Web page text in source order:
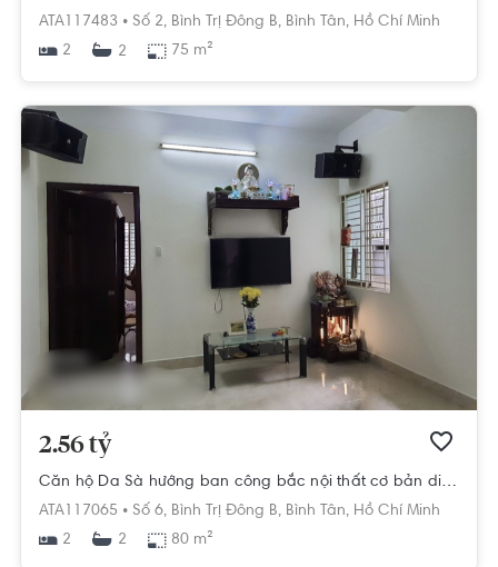
ATA117483 • Số 2, Bình Trị Đông B, Bình Tân, Hồ Chí Minh
2
2 75 m²
2.56 tỷ
Căn hộ Da Sà hướng ban công bắc nội thất cơ bản diện tích 80m²
ATA117065 • Số 6, Bình Trị Đông B, Bình Tân, Hồ Chí Minh
2
2 80 m²